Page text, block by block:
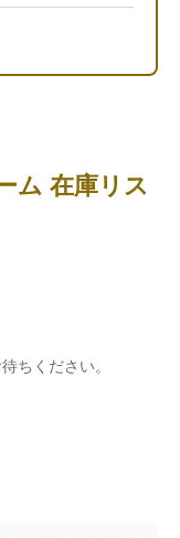
ム 在庫リス
ちください。